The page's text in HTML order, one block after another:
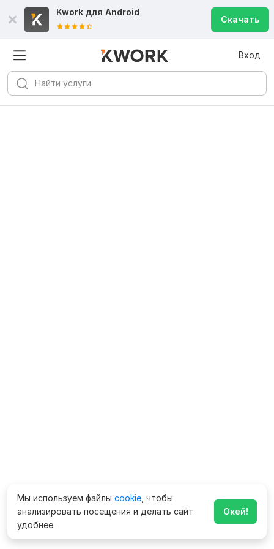
Kwork для Android
Скачать
Вход
Мы используем файлы cookie , чтобы
анализировать посещения и делать сайт
удобнее.
Окей!